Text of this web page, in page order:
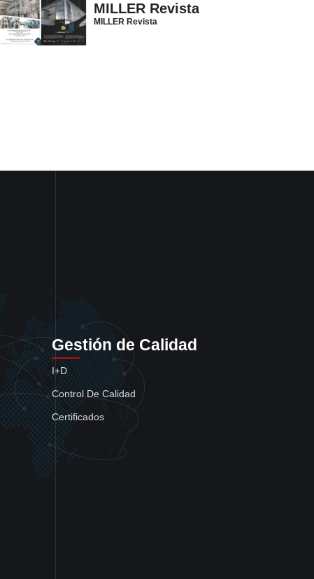
MILLER Revista
MILLER Revista
Gestión de Calidad
I+D
Control De Calidad
Certificados